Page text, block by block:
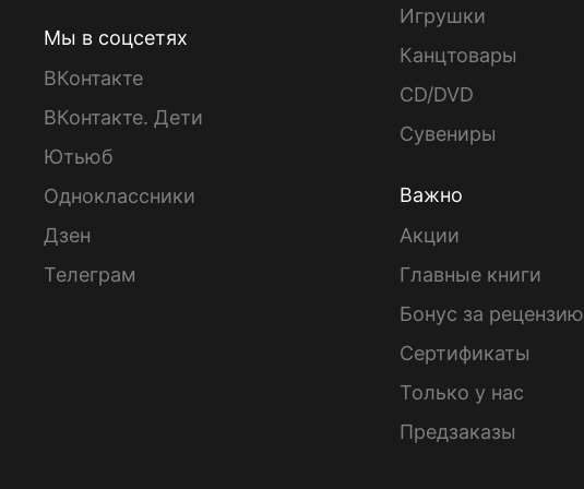
Мы в соцсетях
ВКонтакте
ВКонтакте. Дети
Ютьюб
Одноклассники
Дзен
Телеграм
Игрушки
Канцтовары
CD/DVD
Сувениры
Важно
Акции
Главные книги
Бонус за рецензию
Сертификаты
Только у нас
Предзаказы